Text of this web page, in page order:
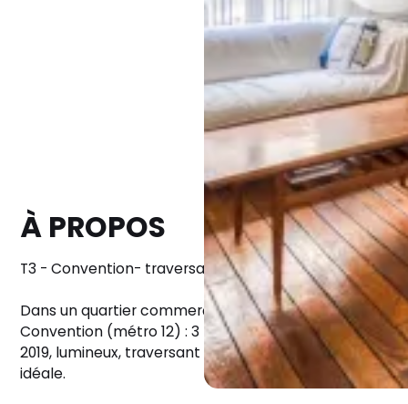
À PROPOS
T3 - Convention- traversant - calme
Dans un quartier commerçant, à 500m de
Convention (métro 12) : 3 pièces spacieux, refait en
2019, lumineux, traversant avec une disposition
idéale.